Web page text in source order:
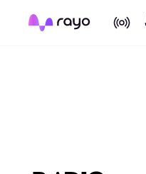
On Air